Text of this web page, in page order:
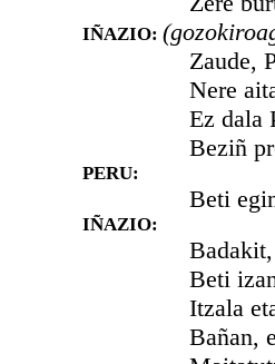
IÑAZIO:
Zaude,
Nere aitari
Ez dala
Beziñ
PERU:
Beti egin
IÑAZIO:
Badakit,
Beti izango
Itzala eta
Bañan, ezin